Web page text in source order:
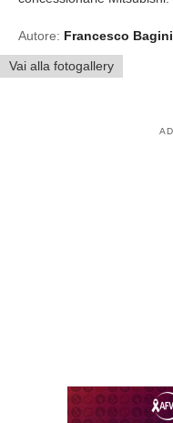
Autore: Francesco Bagini
Vai alla fotogallery